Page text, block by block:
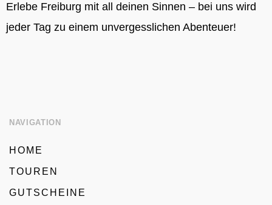
Erlebe Freiburg mit all deinen Sinnen – bei uns wird
jeder Tag zu einem unvergesslichen Abenteuer!
NAVIGATION
HOME
TOUREN
GUTSCHEINE